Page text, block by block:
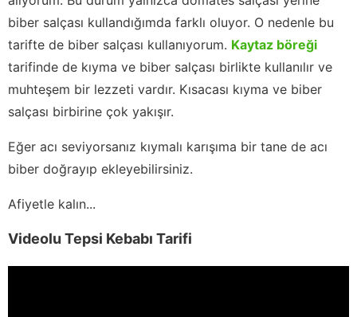
biber salçası kullandığımda farklı oluyor. O nedenle bu
tarifte de biber salçası kullanıyorum. Kaytaz böreği
tarifinde de kıyma ve biber salçası birlikte kullanılır ve
muhteşem bir lezzeti vardır. Kısacası kıyma ve biber
salçası birbirine çok yakışır.
Eğer acı seviyorsanız kıymalı karışıma bir tane de acı
biber doğrayıp ekleyebilirsiniz.
Afiyetle kalın...
Videolu Tepsi Kebabı Tarifi